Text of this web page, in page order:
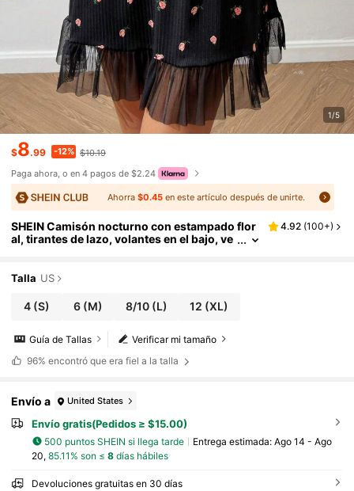
1/5
$8.99 -12% $10.19
Paga ahora, o en 4 pagos de $2.24
Ahorra $0.45en este artículo después de unirte.
SHEIN Camisón nocturno con estampado flor
al, tirantes de lazo, volantes en el bajo, ve
stido estilo francés
4.92 (100+)
Talla US
4 (S) 6 (M) 8/10(L) 12 (XL)
Verificar mi tamaño
Guía de Tallas
96% encontró que era fiel a la talla
Envío a United States
Envío gratis(Pedidos ≥ $15.00)
500 puntos SHEIN si llega tarde Entrega estimada: Ago 14 - Ago
20, 85.11% son ≤ 8días hábiles
Devoluciones gratuitas en 30 días